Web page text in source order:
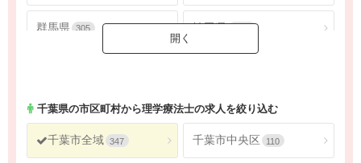
群馬県 305 埼玉県
神奈川県 2688
千葉県の市区町村から理学療法士の求人を絞り込む
千葉市全域 347 千葉市中央区 110